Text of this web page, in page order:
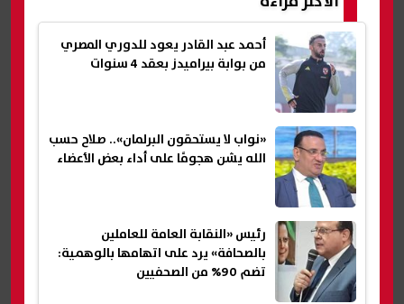
أحمد عبد القادر يعود للدوري المصري
من بوابة بيراميدز بعقد 4 سنوات
«نواب لا يستحقون البرلمان».. صلاح حسب
الله يشن هجومًا على أداء بعض الأعضاء
رئيس «النقابة العامة للعاملين
بالصحافة» يرد على اتهامها بالوهمية:
تضم 90% من الصحفيين